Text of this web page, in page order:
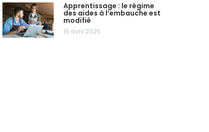
Apprentissage : le régime
des aides à l’embauche est
modifié
16 avril 2025